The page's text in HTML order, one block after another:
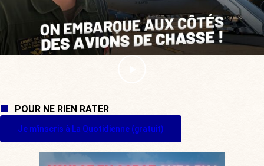
POUR NE RIEN RATER
Je m'inscris à La Quotidienne (gratuit)